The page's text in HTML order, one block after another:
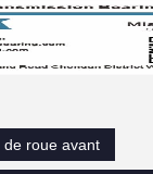
de roue avant